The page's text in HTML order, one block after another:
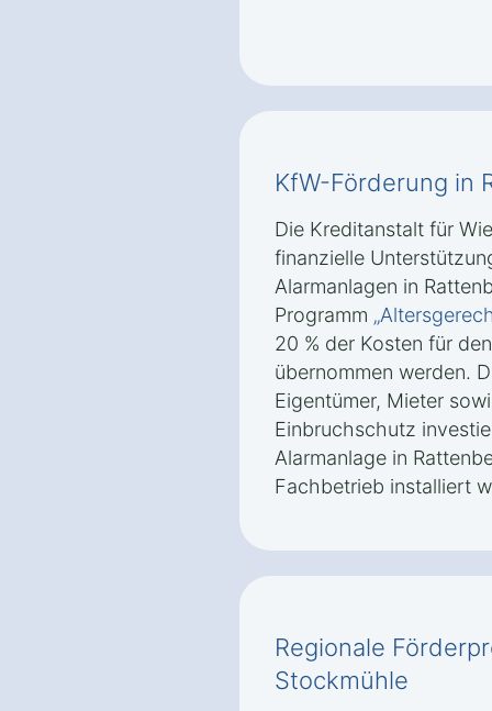
KfW-Förderung in
Die Kreditanstalt für
finanzielle
Alarmanlagen in
Programm
20 % der Kosten für
übernommen werden.
Eigentümer, Mieter
Einbruchschutz
Alarmanlage in
Fachbetrieb installiert
Regionale
Stockmühle